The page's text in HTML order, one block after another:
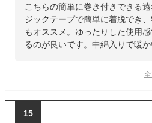
こちらの簡単に巻き付きできる
ジックテープで簡単に着脱でき
もオススメ。ゆったりした使用
るのが良いです。中綿入りで暖か
15